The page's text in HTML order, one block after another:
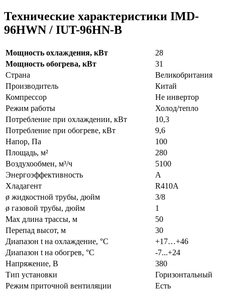
Технические характеристики IMD-
96HWN / IUT-96HN-B
Мощность охлаждения, кВт
28
Мощность обогрева, кВт
31
Страна
Великобритания
Производитель
Китай
Компрессор
Не инвертор
Режим работы
Холод/тепло
Потребление при охлаждении, кВт
10,3
Потребление при обогреве, кВт
9,6
Напор, Па
100
Площадь, м²
280
Воздухообмен, м³/ч
5100
Энергоэффективность
A
Хладагент
R410A
ø жидкостной трубы, дюйм
3/8
ø газовой трубы, дюйм
1
Max длина трассы, м
50
Перепад высот, м
30
Диапазон t на охлаждение, °С
+17…+46
Диапазон t на обогрев, °С
-7...+24
Напряжение, В
380
Тип установки
Горизонтальный
Режим приточной вентиляции
Есть